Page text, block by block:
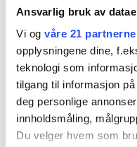
Ansvarlig bruk av
Vi og våre 21 partnerne
opplysningene dine,
teknologi som
tilgang til informasjon
deg personlige
innholdsmåling,
Du velger hvem som
Moelv